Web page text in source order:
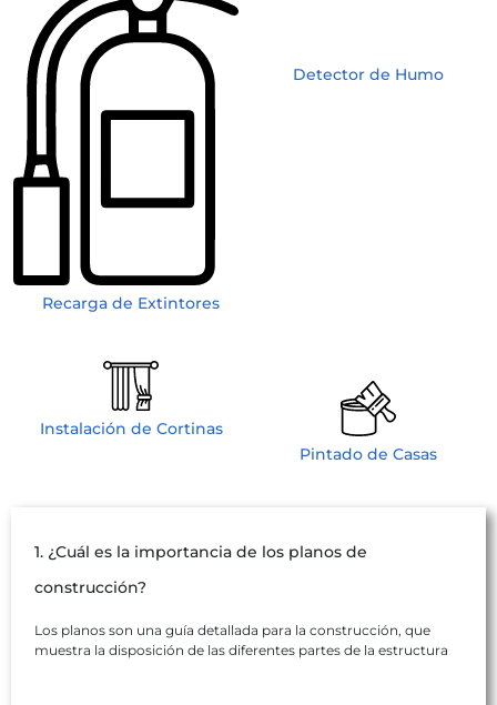
Recarga de Extintores
Detector de Humo
Instalación de Cortinas
Pintado de Casas
1. ¿Cuál es la importancia de los planos de
construcción?
Los planos son una guía detallada para la construcción, que
muestra la disposición de las diferentes partes de la estructura